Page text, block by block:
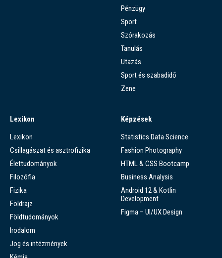
Pénzügy
Sport
Szórakozás
Tanulás
Utazás
Sport és szabadidő
Zene
Lexikon
Lexikon
Csillagászat és asztrofizika
Élettudományok
Filozófia
Fizika
Földrajz
Földtudományok
Irodalom
Jog és intézmények
Képzések
Statistics Data Science
Fashion Photography
HTML & CSS Bootcamp
Business Analysis
Android 12 & Kotlin
Development
Figma – UI/UX Design